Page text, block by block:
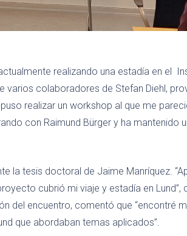
realizando una estadía en el
varios colaboradores de Stefan Diehl,
realizar un workshop al que me
con Raimund Bürger y ha mantenido
la tesis doctoral de Jaime Manríquez.
cubrió mi viaje y estadía en Lund”,
del encuentro, comentó que “encontré
que abordaban temas aplicados”.